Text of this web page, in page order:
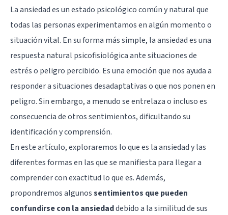
La ansiedad es un estado psicológico común y natural que
todas las personas experimentamos en algún momento o
situación vital. En su forma más simple, la ansiedad es una
respuesta natural psicofisiológica ante situaciones de
estrés o peligro percibido. Es una emoción que nos ayuda a
responder a situaciones desadaptativas o que nos ponen en
peligro. Sin embargo, a menudo se entrelaza o incluso es
consecuencia de otros sentimientos, dificultando su
identificación y comprensión.
En este artículo, exploraremos lo que es la ansiedad y las
diferentes formas en las que se manifiesta para llegar a
comprender con exactitud lo que es. Además,
propondremos algunossentimientos que pueden
confundirse con la ansiedaddebido a la similitud de sus